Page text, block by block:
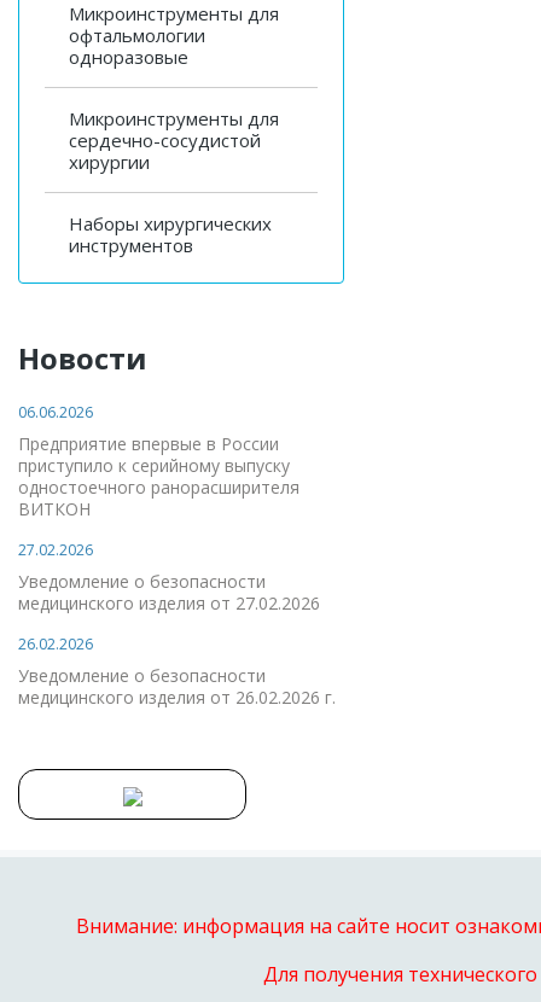
Микроинструменты для
офтальмологии
одноразовые
Микроинструменты для
сердечно-сосудистой
хирургии
Наборы хирургических
инструментов
Новости
06.06.2026
Предприятие впервые в России
приступило к серийному выпуску
одностоечного ранорасширителя
ВИТКОН
27.02.2026
Уведомление о безопасности
медицинского изделия от 27.02.2026
26.02.2026
Уведомление о безопасности
медицинского изделия от 26.02.2026 г.
Внимание: информация на сайте носит
Для получения